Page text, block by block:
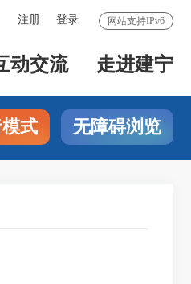
网站支持IPv6
注册 登录
动交流 走进建宁
式 无障碍浏览